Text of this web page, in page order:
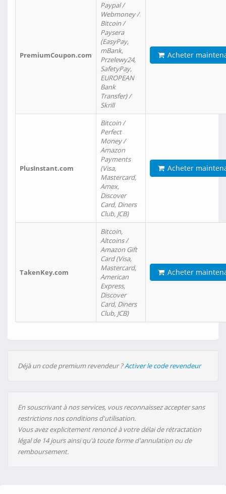
PremiumCoupon.com
Paypal /
Webmoney /
Bitcoin /
Paysera
(EasyPay,
mBank,
Przelewy24,
SafetyPay,
EUROPEAN
Bank
Transfer) /
Skrill
Acheter
PlusInstant.com
Bitcoin /
Perfect
Money /
Amazon
Payments
(Visa,
Mastercard,
Amex,
Discover
Card, Diners
Club, JCB)
Acheter
TakenKey.com
Bitcoin,
Altcoins /
Amazon Gift
Card (Visa,
Mastercard,
American
Express,
Discover
Card, Diners
Club, JCB)
Acheter
Déjà un code premium revendeur ?Activer le code revendeur
En souscrivant à nos services, vous reconnaissez accepter sans
restrictions nos conditions d'utilisation.
Vous avez explicitement renoncé à votre délai de rétractation
légal de 14 jours ainsi qu'à toute forme d'annulation ou de
remboursement.